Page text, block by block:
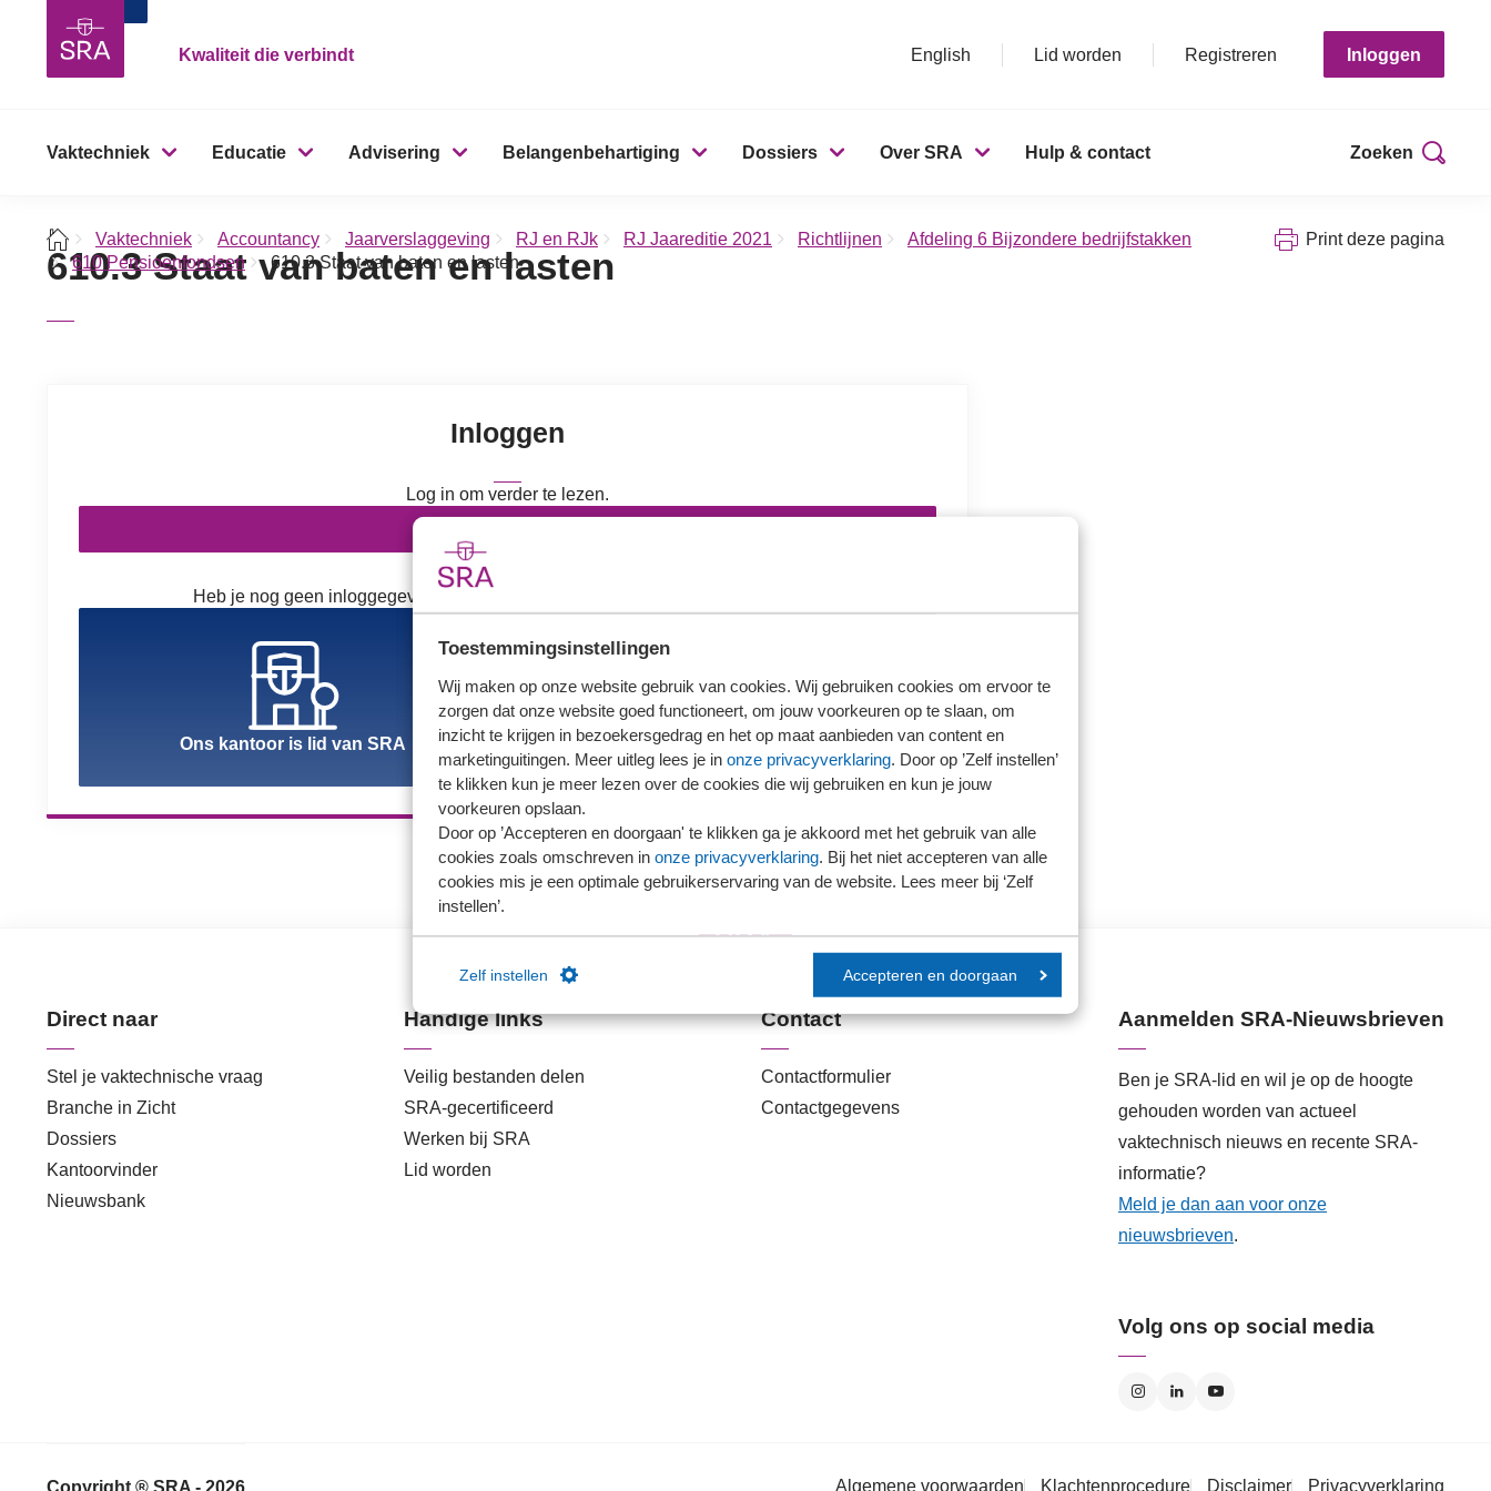
Toestemmingsinstellingen
Wij maken op onze website gebruik van cookies. Wij gebruiken cookies om ervoor te
zorgen dat onze website goed functioneert, om jouw voorkeuren op te slaan, om
inzicht te krijgen in bezoekersgedrag en het op maat aanbieden van content en
marketinguitingen. Meer uitleg lees je in onze privacyverklaring. Door op ’Zelf instellen’
te klikken kun je meer lezen over de cookies die wij gebruiken en kun je jouw
voorkeuren opslaan.
Door op ’Accepteren en doorgaan' te klikken ga je akkoord met het gebruik van alle
cookies zoals omschreven in onze privacyverklaring. Bij het niet accepteren van alle
cookies mis je een optimale gebruikerservaring van de website. Lees meer bij ‘Zelf
instellen’.
Zelf instellen Accepteren en doorgaan
Kwaliteit die verbindt English Lid worden Registreren Inloggen
Vaktechniek Educatie Advisering Belangenbehartiging Dossiers Over SRA Hulp & contact Zoeken
Vaktechniek Accountancy Jaarverslaggeving RJ en RJk RJ Jaareditie 2021 Richtlijnen
Afdeling 6 Bijzondere bedrijfstakken
610 Pensioenfondsen
610.3 Staat van baten en lasten
Print deze pagina
610.3 Staat van baten en lasten
Inloggen
Log in om verder te lezen.
Heb je nog geen inloggegevens? Kies hieronder wat voor jou van toepassing is.
Ons kantoor is lid van SRA Ons kantoor is nog geen lid van SRA
Direct naar
Stel je vaktechnische vraag
Branche in Zicht
Dossiers
Kantoorvinder
Nieuwsbank
Handige links
Veilig bestanden delen
SRA-gecertificeerd
Werken bij SRA
Lid worden
Contact
Contactformulier
Contactgegevens
Aanmelden SRA-Nieuwsbrieven
Ben je SRA-lid en wil je op de hoogte
gehouden worden van actueel
vaktechnisch nieuws en recente SRA-
informatie?
Meld je dan aan voor onze
nieuwsbrieven.
Volg ons op social media
Algemene voorwaarden Klachtenprocedure Disclaimer Privacyverklaring
Copyright ® SRA - 2026